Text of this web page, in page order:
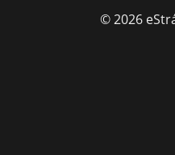
© 2026